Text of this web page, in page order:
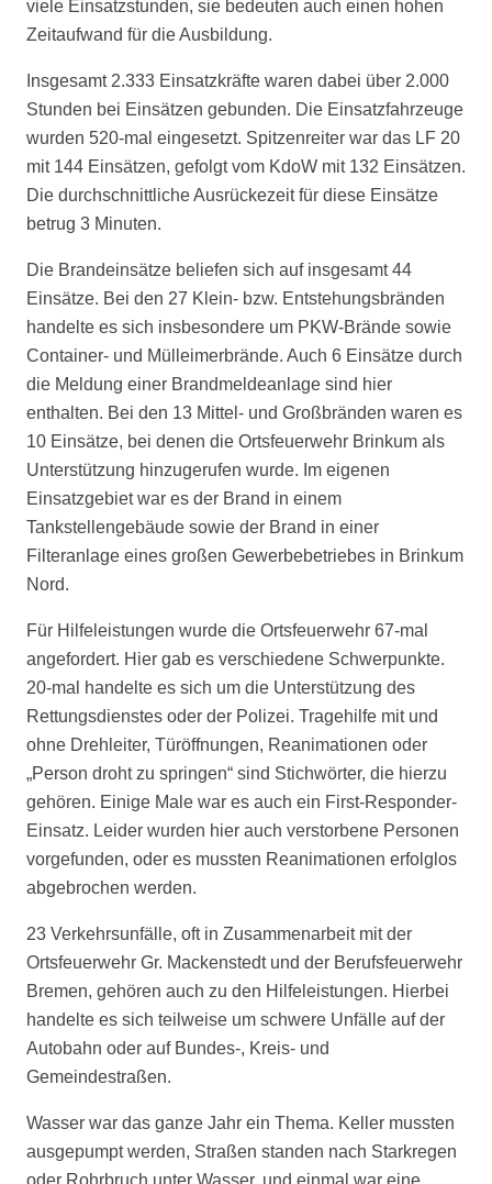
viele Einsatzstunden, sie bedeuten auch einen hohen
Zeitaufwand für die Ausbildung.
Insgesamt 2.333 Einsatzkräfte waren dabei über 2.000
Stunden bei Einsätzen gebunden. Die Einsatzfahrzeuge
wurden 520-mal eingesetzt. Spitzenreiter war das LF 20
mit 144 Einsätzen, gefolgt vom KdoW mit 132 Einsätzen.
Die durchschnittliche Ausrückezeit für diese Einsätze
betrug 3 Minuten.
Die Brandeinsätze beliefen sich auf insgesamt 44
Einsätze. Bei den 27 Klein- bzw. Entstehungsbränden
handelte es sich insbesondere um PKW-Brände sowie
Container- und Mülleimerbrände. Auch 6 Einsätze durch
die Meldung einer Brandmeldeanlage sind hier
enthalten. Bei den 13 Mittel- und Großbränden waren es
10 Einsätze, bei denen die Ortsfeuerwehr Brinkum als
Unterstützung hinzugerufen wurde. Im eigenen
Einsatzgebiet war es der Brand in einem
Tankstellengebäude sowie der Brand in einer
Filteranlage eines großen Gewerbebetriebes in Brinkum
Nord.
Für Hilfeleistungen wurde die Ortsfeuerwehr 67-mal
angefordert. Hier gab es verschiedene Schwerpunkte.
20-mal handelte es sich um die Unterstützung des
Rettungsdienstes oder der Polizei. Tragehilfe mit und
ohne Drehleiter, Türöffnungen, Reanimationen oder
„Person droht zu springen“ sind Stichwörter, die hierzu
gehören. Einige Male war es auch ein First-Responder-
Einsatz. Leider wurden hier auch verstorbene Personen
vorgefunden, oder es mussten Reanimationen erfolglos
abgebrochen werden.
23 Verkehrsunfälle, oft in Zusammenarbeit mit der
Ortsfeuerwehr Gr. Mackenstedt und der Berufsfeuerwehr
Bremen, gehören auch zu den Hilfeleistungen. Hierbei
handelte es sich teilweise um schwere Unfälle auf der
Autobahn oder auf Bundes-, Kreis- und
Gemeindestraßen.
Wasser war das ganze Jahr ein Thema. Keller mussten
ausgepumpt werden, Straßen standen nach Starkregen